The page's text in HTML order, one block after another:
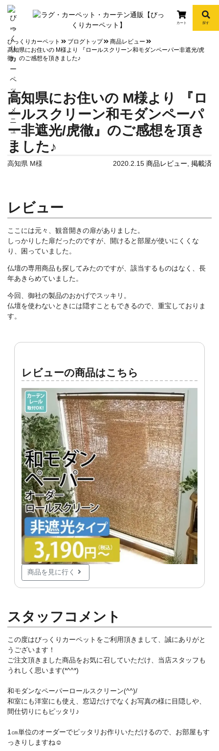
info
カート 探す
びっくりカーペット ブログトップ
商品レビュー
高知県にお住いの M様より 『ロールスクリーン和モダンペーパー非遮光/虎
徹』のご感想を頂きました♪
高知県にお住いの M様より 『ロ
ールスクリーン和モダンペーパ
ー非遮光/虎徹』のご感想を頂き
ました♪
高知県 M様 2020.2.15 商品レビュー 掲載済
レビュー
ここには元々、観音開きの扉がありました。
しっかりした扉だったのですが、開けると部屋が使いにくくな
り、困っていました。
仏壇の専用商品も探してみたのですが、該当するものはなく、長
年あきらめていました。
今回、御社の製品のおかげでスッキリ。
仏壇を使わないときには隠すこともできるので、重宝しておりま
す。
レビューの商品はこちら
商品を見に行く
スタッフコメント
この度はびっくりカーペットをご利用頂きまして、誠にありがと
うございます！
ご注文頂きました商品をお気に召していただけ、当店スタッフも
うれしく思います(*^^*)
和モダンなペーパーロールスクリーン(^^)/
和室にも洋室にも使え、窓辺だけでなくお写真の様に目隠しや、
間仕切りにもピッタリ♪
1㎝単位のオーダーでピッタリお作りいただけるので、お部屋もす
っきりしますね☺